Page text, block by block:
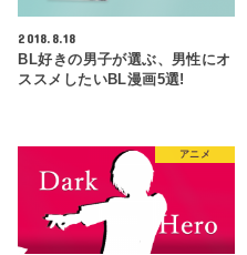
2018.8.18
BL好きの男子が選ぶ、男性にオ
ススメしたいBL漫画5選!
アニメ